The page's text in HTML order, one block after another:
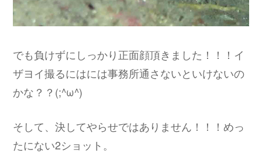
でも負けずにしっかり正面顔頂きました！！！イ
ザヨイ撮るにはには事務所通さないといけないの
かな？？(;^ω^)
そして、決してやらせではありません！！！めっ
たにない2ショット。